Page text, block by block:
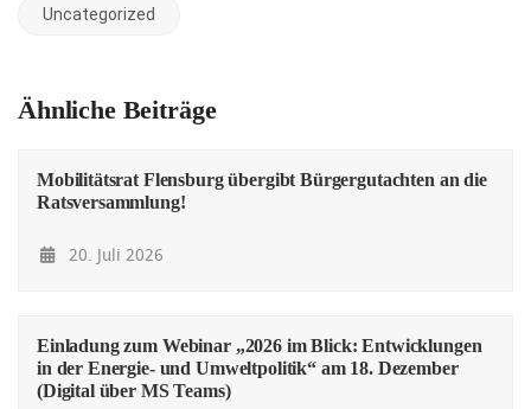
Uncategorized
Ähnliche Beiträge
Mobilitätsrat Flensburg übergibt Bürgergutachten an die
Ratsversammlung!
20. Juli 2026
Einladung zum Webinar „2026 im Blick: Entwicklungen
in der Energie- und Umweltpolitik“ am 18. Dezember
(Digital über MS Teams)